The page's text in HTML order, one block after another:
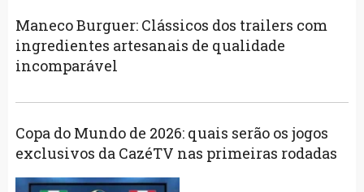
Maneco Burguer: Clássicos dos trailers com
ingredientes artesanais de qualidade
incomparável
Copa do Mundo de 2026: quais serão os jogos
exclusivos da CazéTV nas primeiras rodadas